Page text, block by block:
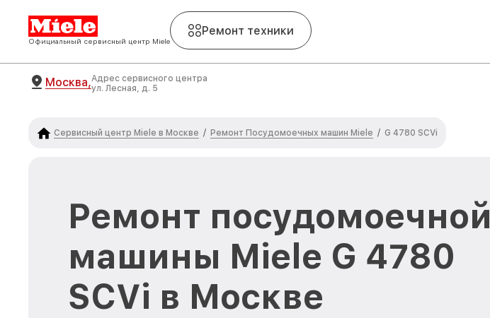
Официальный сервисный центр Miele
Ремонт техники
Москва,Адрес сервисного центра
ул. Лесная, д. 5
Сервисный центр Miele в Москве / Ремонт Посудомоечных машин Miele / G 4780 SCVi
Ремонт посудомоечной
машины Miele G 4780
SCVi в Москве